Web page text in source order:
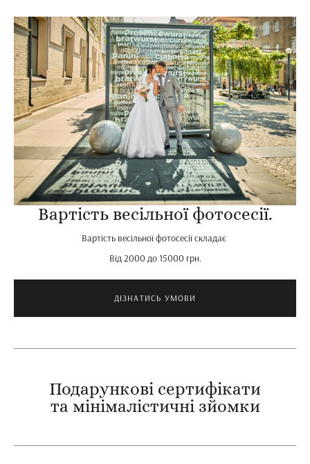
Вартість весільної фотосесії.
Вартість весільної фотосесії складає
Від 2000 до 15000 грн.
ДІЗНАТИСЬ УМОВИ
Подарункові сертифікати
та мінімалістичні зйомки